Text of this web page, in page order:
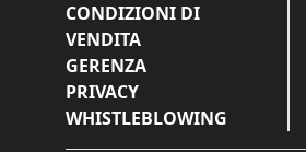
CONDIZIONI DI
VENDITA
GERENZA
PRIVACY
WHISTLEBLOWING